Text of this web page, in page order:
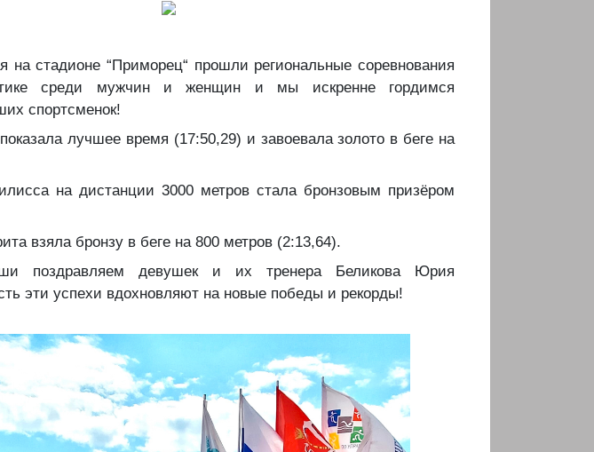
на стадионе “Приморец“ прошли региональные соревнования
среди мужчин и женщин и мы искренне гордимся
спортсменок!
лучшее время (17:50,29) и завоевала золото в беге на
на дистанции 3000 метров стала бронзовым призёром
взяла бронзу в беге на 800 метров (2:13,64).
поздравляем девушек и их тренера Беликова Юрия
эти успехи вдохновляют на новые победы и рекорды!